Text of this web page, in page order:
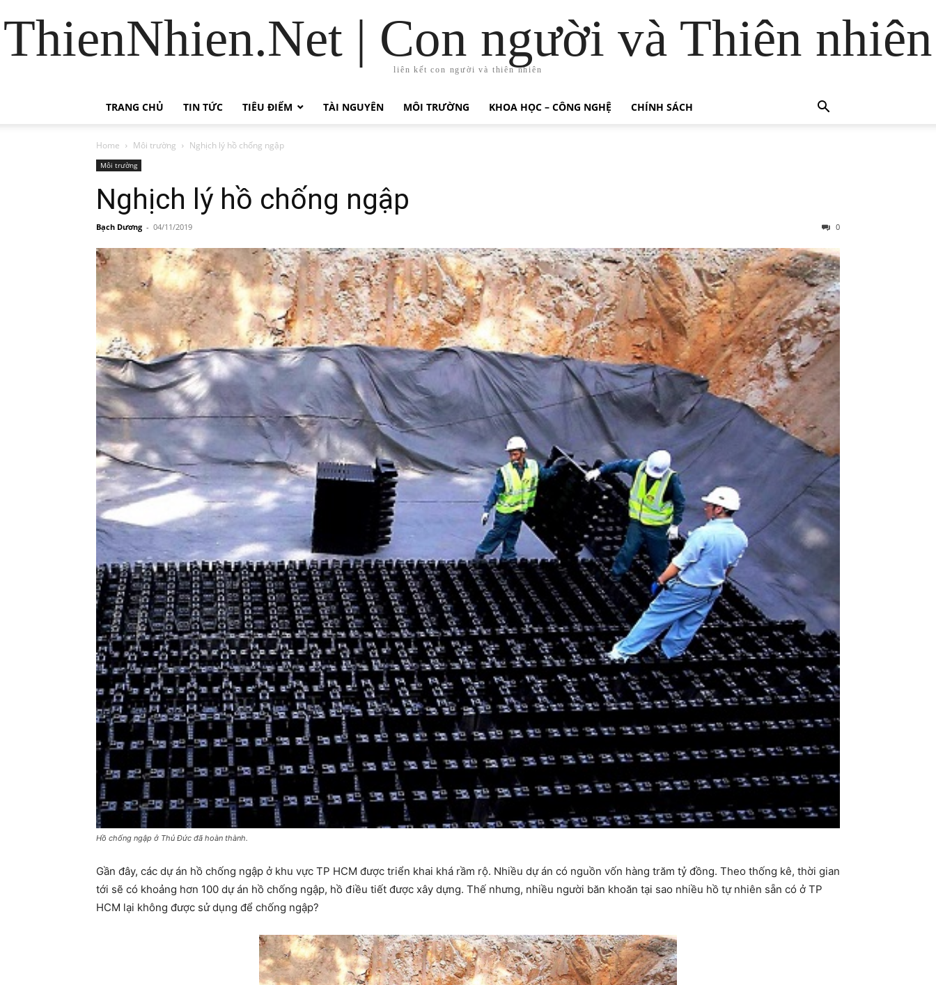
ThienNhien.Net | Con người và Thiên nhiên
liên kết con người và thiên nhiên
TRANG CHỦ TIN TỨC TIÊU ĐIỂM TÀI NGUYÊN MÔI TRƯỜNG KHOA HỌC – CÔNG NGHỆ CHÍNH SÁCH
Home Môi trường Nghịch lý hồ chống ngập
Môi trường
Nghịch lý hồ chống ngập
Bạch Dương - 04/11/2019 0
Hồ chống ngập ở Thủ Đức đã hoàn thành.
Gần đây, các dự án hồ chống ngập ở khu vực TP HCM được triển khai khá rầm rộ. Nhiều dự án có nguồn vốn hàng trăm tỷ đồng. Theo thống kê, thời gian
tới sẽ có khoảng hơn 100 dự án hồ chống ngập, hồ điều tiết được xây dựng. Thế nhưng, nhiều người băn khoăn tại sao nhiều hồ tự nhiên sẵn có ở TP
HCM lại không được sử dụng để chống ngập?